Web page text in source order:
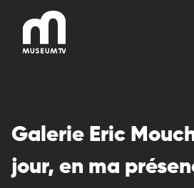
contenu
Galerie Eric
jour, en ma